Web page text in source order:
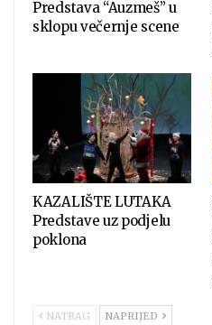
Predstava “Auzmeš” u
sklopu večernje scene
KAZALIŠTE LUTAKA
Predstave uz podjelu
poklona
NATRAG NAPRIJED